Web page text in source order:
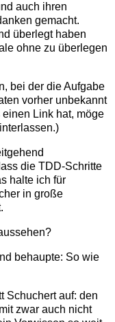
auch ihren
gemacht.
überlegt haben
ohne zu überlegen
bei der die Aufgabe
vorher unbekannt
Link hat, möge
die TDD-Schritte
halte ich für
in große
behaupte: So wie
Schuchert auf: den
zwar auch nicht